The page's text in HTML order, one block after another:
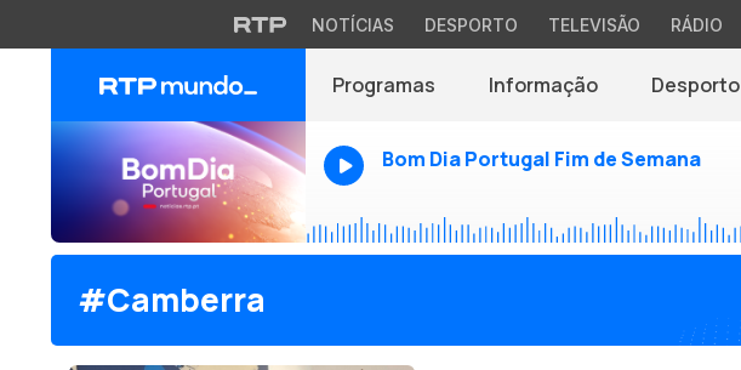
NOTÍCIAS DESPORTO TELEVISÃO RÁDIO
Programas Informação Desporto
Bom Dia Portugal Fim de Semana
#Camberra